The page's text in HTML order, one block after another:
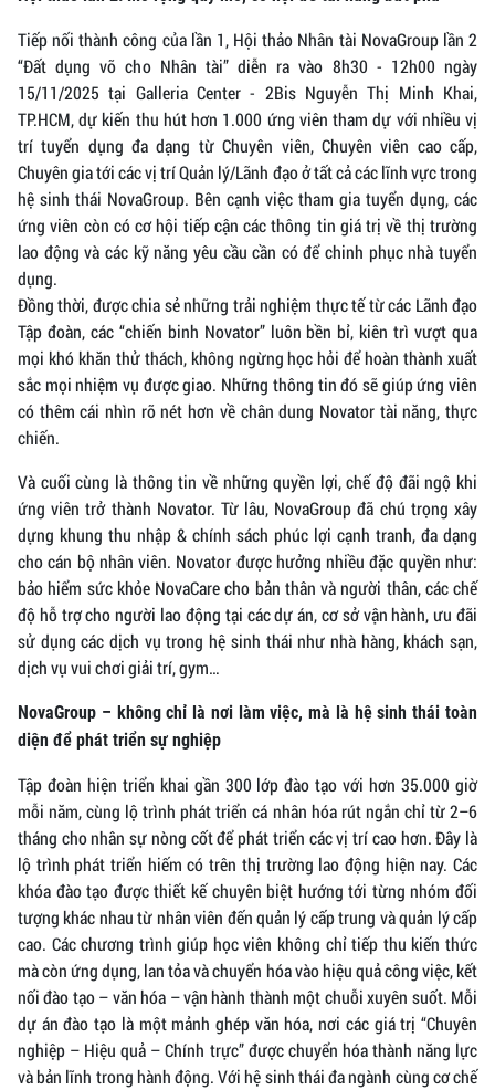
Tiếp nối thành công của lần 1, Hội thảo Nhân tài NovaGroup lần 2
“Đất dụng võ cho Nhân tài” diễn ra vào 8h30 - 12h00 ngày
15/11/2025 tại Galleria Center - 2Bis Nguyễn Thị Minh Khai,
TP.HCM, dự kiến thu hút hơn 1.000 ứng viên tham dự với nhiều vị
trí tuyển dụng đa dạng từ Chuyên viên, Chuyên viên cao cấp,
Chuyên gia tới các vị trí Quản lý/Lãnh đạo ở tất cả các lĩnh vực trong
hệ sinh thái NovaGroup. Bên cạnh việc tham gia tuyển dụng, các
ứng viên còn có cơ hội tiếp cận các thông tin giá trị về thị trường
lao động và các kỹ năng yêu cầu cần có để chinh phục nhà tuyển
dụng.
Đồng thời, được chia sẻ những trải nghiệm thực tế từ các Lãnh đạo
Tập đoàn, các “chiến binh Novator” luôn bền bỉ, kiên trì vượt qua
mọi khó khăn thử thách, không ngừng học hỏi để hoàn thành xuất
sắc mọi nhiệm vụ được giao. Những thông tin đó sẽ giúp ứng viên
có thêm cái nhìn rõ nét hơn về chân dung Novator tài năng, thực
chiến.
Và cuối cùng là thông tin về những quyền lợi, chế độ đãi ngộ khi
ứng viên trở thành Novator. Từ lâu, NovaGroup đã chú trọng xây
dựng khung thu nhập & chính sách phúc lợi cạnh tranh, đa dạng
cho cán bộ nhân viên. Novator được hưởng nhiều đặc quyền như:
bảo hiểm sức khỏe NovaCare cho bản thân và người thân, các chế
độ hỗ trợ cho người lao động tại các dự án, cơ sở vận hành, ưu đãi
sử dụng các dịch vụ trong hệ sinh thái như nhà hàng, khách sạn,
dịch vụ vui chơi giải trí, gym…
NovaGroup – không chỉ là nơi làm việc, mà là hệ sinh thái toàn
diện để phát triển sự nghiệp
Tập đoàn hiện triển khai gần 300 lớp đào tạo với hơn 35.000 giờ
mỗi năm, cùng lộ trình phát triển cá nhân hóa rút ngắn chỉ từ 2–6
tháng cho nhân sự nòng cốt để phát triển các vị trí cao hơn. Đây là
lộ trình phát triển hiếm có trên thị trường lao động hiện nay. Các
khóa đào tạo được thiết kế chuyên biệt hướng tới từng nhóm đối
tượng khác nhau từ nhân viên đến quản lý cấp trung và quản lý cấp
cao. Các chương trình giúp học viên không chỉ tiếp thu kiến thức
mà còn ứng dụng, lan tỏa và chuyển hóa vào hiệu quả công việc, kết
nối đào tạo – văn hóa – vận hành thành một chuỗi xuyên suốt. Mỗi
dự án đào tạo là một mảnh ghép văn hóa, nơi các giá trị “Chuyên
nghiệp – Hiệu quả – Chính trực” được chuyển hóa thành năng lực
và bản lĩnh trong hành động. Với hệ sinh thái đa ngành cùng cơ chế